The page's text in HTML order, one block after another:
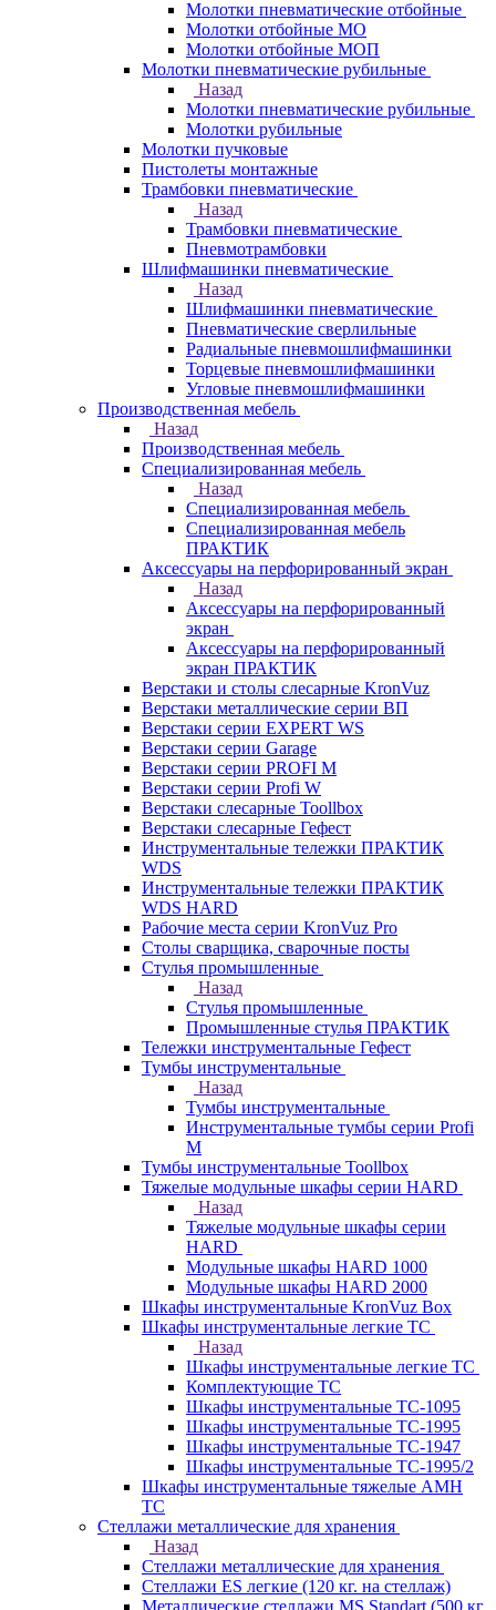
Молотки пневматические отбойные
Молотки отбойные МО
Молотки отбойные МОП
Молотки пневматические рубильные
Назад
Молотки пневматические рубильные
Молотки рубильные
Молотки пучковые
Пистолеты монтажные
Трамбовки пневматические
Назад
Трамбовки пневматические
Пневмотрамбовки
Шлифмашинки пневматические
Назад
Шлифмашинки пневматические
Пневматические сверлильные
Радиальные пневмошлифмашинки
Торцевые пневмошлифмашинки
Угловые пневмошлифмашинки
Производственная мебель
Назад
Производственная мебель
Cпециализированная мебель
Назад
Cпециализированная мебель
Специализированная мебель
ПРАКТИК
Аксессуары на перфорированный экран
Назад
Аксессуары на перфорированный
экран
Аксессуары на перфорированный
экран ПРАКТИК
Верстаки и столы слесарные KronVuz
Верстаки металлические серии ВП
Верстаки серии EXPERT WS
Верстаки серии Garage
Верстаки серии PROFI M
Верстаки серии Profi W
Верстаки слесарные Toollbox
Верстаки слесарные Гефест
Инструментальные тележки ПРАКТИК
WDS
Инструментальные тележки ПРАКТИК
WDS HARD
Рабочие места серии KronVuz Pro
Столы сварщика, сварочные посты
Стулья промышленные
Назад
Стулья промышленные
Промышленные стулья ПРАКТИК
Тележки инструментальные Гефест
Тумбы инструментальные
Назад
Тумбы инструментальные
Инструментальные тумбы серии Profi
M
Тумбы инструментальные Toollbox
Тяжелые модульные шкафы серии HARD
Назад
Тяжелые модульные шкафы серии
HARD
Модульные шкафы HARD 1000
Модульные шкафы HARD 2000
Шкафы инструментальные KronVuz Box
Шкафы инструментальные легкие ТС
Назад
Шкафы инструментальные легкие ТС
Комплектующие ТС
Шкафы инструментальные TC-1095
Шкафы инструментальные TC-1995
Шкафы инструментальные ТС-1947
Шкафы инструментальные ТС-1995/2
Шкафы инструментальные тяжелые AMH
TC
Стеллажи металлические для хранения
Назад
Стеллажи металлические для хранения
Стеллажи ES легкие (120 кг. на стеллаж)
Металлические стеллажи MS Standart (500 кг.